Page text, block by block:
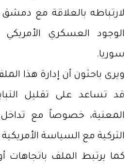
لارتباطه بالعلاقة مع دمشق
الوجود العسكري
سوريا.
ويرى باحثون أن إدارة هذا
قد تساعد على تقليل
المعنية، خصوصاً مع تداخل
التركية مع السياسة
كما يرتبط الملف